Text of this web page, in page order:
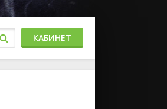
КАБИНЕТ